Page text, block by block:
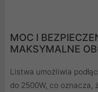
MOC I
MAKSYMALNE
Listwa umożliwia
do 2500W, co oznacza,